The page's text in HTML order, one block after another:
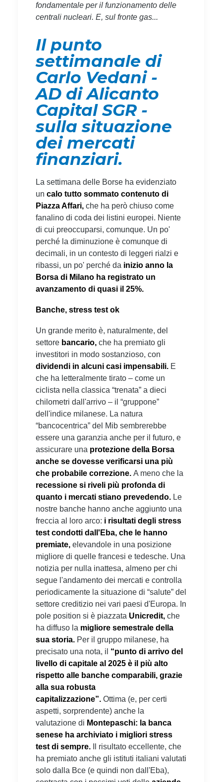
fondamentale per il funzionamento delle
centrali nucleari. E, sul fronte gas...
Il punto
settimanale di
Carlo Vedani -
AD di Alicanto
Capital SGR -
sulla situazione
dei mercati
finanziari.
La settimana delle Borse ha evidenziato
un calo tutto sommato contenuto di
Piazza Affari, che ha però chiuso come
fanalino di coda dei listini europei. Niente
di cui preoccuparsi, comunque. Un po'
perché la diminuzione è comunque di
decimali, in un contesto di leggeri rialzi e
ribassi, un po' perché da inizio anno la
Borsa di Milano ha registrato un
avanzamento di quasi il 25%.
Banche, stress test ok
Un grande merito è, naturalmente, del
settore bancario, che ha premiato gli
investitori in modo sostanzioso, con
dividendi in alcuni casi impensabili. E
che ha letteralmente tirato – come un
ciclista nella classica “trenata” a dieci
chilometri dall'arrivo – il “gruppone”
dell'indice milanese. La natura
“bancocentrica” del Mib sembrerebbe
essere una garanzia anche per il futuro, e
assicurare una protezione della Borsa
anche se dovesse verificarsi una più
che probabile correzione. A meno che la
recessione si riveli più profonda di
quanto i mercati stiano prevedendo. Le
nostre banche hanno anche aggiunto una
freccia al loro arco: i risultati degli stress
test condotti dall'Eba, che le hanno
premiate, elevandole in una posizione
migliore di quelle francesi e tedesche. Una
notizia per nulla inattesa, almeno per chi
segue l'andamento dei mercati e controlla
periodicamente la situazione di “salute” del
settore creditizio nei vari paesi d'Europa. In
pole position si è piazzata Unicredit, che
ha diffuso la migliore semestrale della
sua storia. Per il gruppo milanese, ha
precisato una nota, il “punto di arrivo del
livello di capitale al 2025 è il più alto
rispetto alle banche comparabili, grazie
alla sua robusta
capitalizzazione”. Ottima (e, per certi
aspetti, sorprendente) anche la
valutazione di Montepaschi: la banca
senese ha archiviato i migliori stress
test di sempre.
Il risultato eccellente, che
ha premiato anche gli istituti italiani valutati
solo dalla Bce (e quindi non dall'Eba),